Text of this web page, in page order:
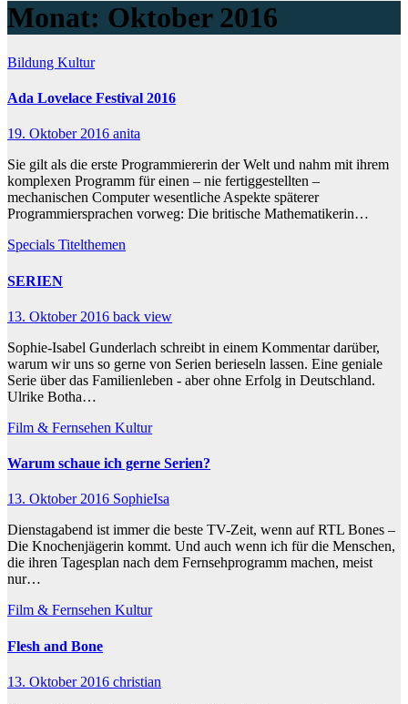
Monat: Oktober 2016
Bildung Kultur
Ada Lovelace Festival 2016
19. Oktober 2016 anita
Sie gilt als die erste Programmiererin der Welt und nahm mit ihrem
komplexen Programm für einen – nie fertiggestellten –
mechanischen Computer wesentliche Aspekte späterer
Programmiersprachen vorweg: Die britische Mathematikerin…
Specials Titelthemen
SERIEN
13. Oktober 2016 back view
Sophie-Isabel Gunderlach schreibt in einem Kommentar darüber,
warum wir uns so gerne von Serien berieseln lassen. Eine geniale
Serie über das Familienleben - aber ohne Erfolg in Deutschland.
Ulrike Botha…
Film & Fernsehen Kultur
Warum schaue ich gerne Serien?
13. Oktober 2016 SophieIsa
Dienstagabend ist immer die beste TV-Zeit, wenn auf RTL Bones –
Die Knochenjägerin kommt. Und auch wenn ich für die Menschen,
die ihren Tagesplan nach dem Fernsehprogramm machen, meist
nur…
Film & Fernsehen Kultur
Flesh and Bone
13. Oktober 2016 christian